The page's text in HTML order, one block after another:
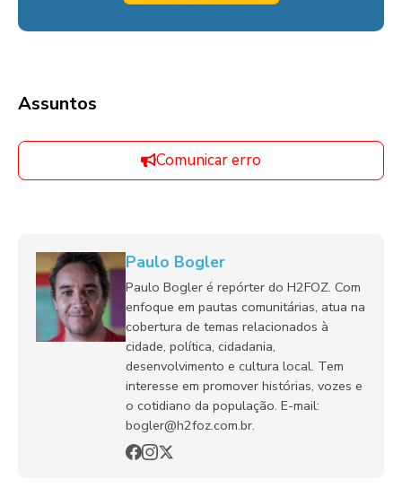
Assuntos
Comunicar erro
Paulo Bogler
Paulo Bogler é repórter do H2FOZ. Com
enfoque em pautas comunitárias, atua na
cobertura de temas relacionados à
cidade, política, cidadania,
desenvolvimento e cultura local. Tem
interesse em promover histórias, vozes e
o cotidiano da população. E-mail:
bogler@h2foz.com.br.